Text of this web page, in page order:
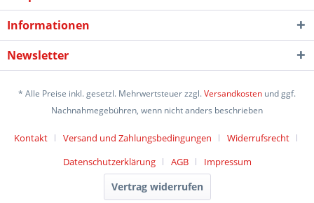
Informationen
Newsletter
* Alle Preise inkl. gesetzl. Mehrwertsteuer zzgl.Versandkosten und ggf.
Nachnahmegebühren, wenn nicht anders beschrieben
Kontakt Versand und Zahlungsbedingungen
Widerrufsrecht
Datenschutzerklärung
AGB Impressum
Vertrag widerrufen